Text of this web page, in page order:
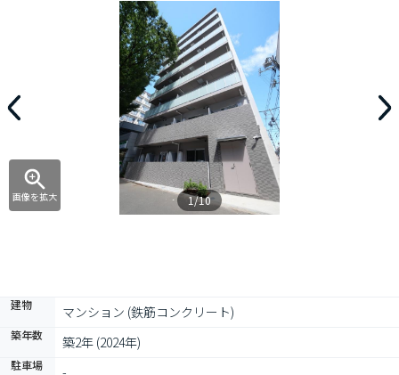
画像を拡大 1/10
建物 マンション (鉄筋コンクリート)
築年数 築2年 (2024年)
駐車場